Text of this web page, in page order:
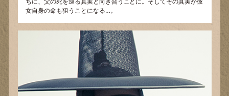
女自身の命も狙うことになる…。